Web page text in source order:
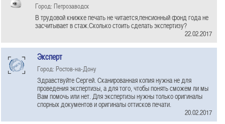
Город: Петрозаводск
В трудовой книжке печать не читается,пенсионный фонд года не
засчитывает в стаж.Сколько стоить сделать экспертизу?
22.02.2017
Эксперт
Город: Ростов-на-Дону
Здравствуйте Сергей. Сканированная копия нужна не для
проведения экспертизы, а для того, чтобы понять сможем ли мы
Вам помочь или нет. Для экспертизы нужны только оригиналы
спорных документов и оригиналы оттисков печати.
20.02.2017